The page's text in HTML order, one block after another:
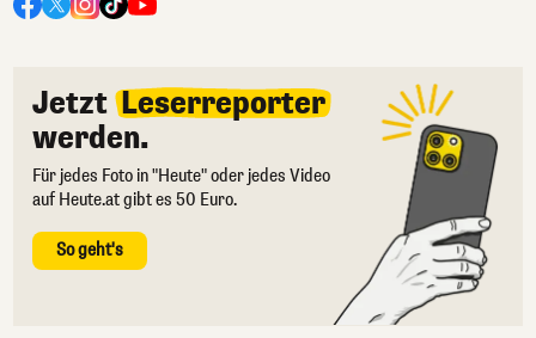
Jetzt Leserreporter
werden.
Für jedes Foto in "Heute" oder jedes Video
auf Heute.at gibt es 50 Euro.
So geht's